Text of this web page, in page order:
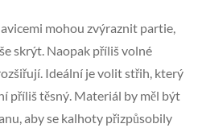
mohou zvýraznit partie,
skrýt. Naopak příliš volné
Ideální je volit střih, který
příliš těsný. Materiál by měl být
aby se kalhoty přizpůsobily